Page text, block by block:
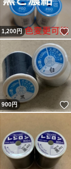
いいね！
1,200円
いいね！
900円